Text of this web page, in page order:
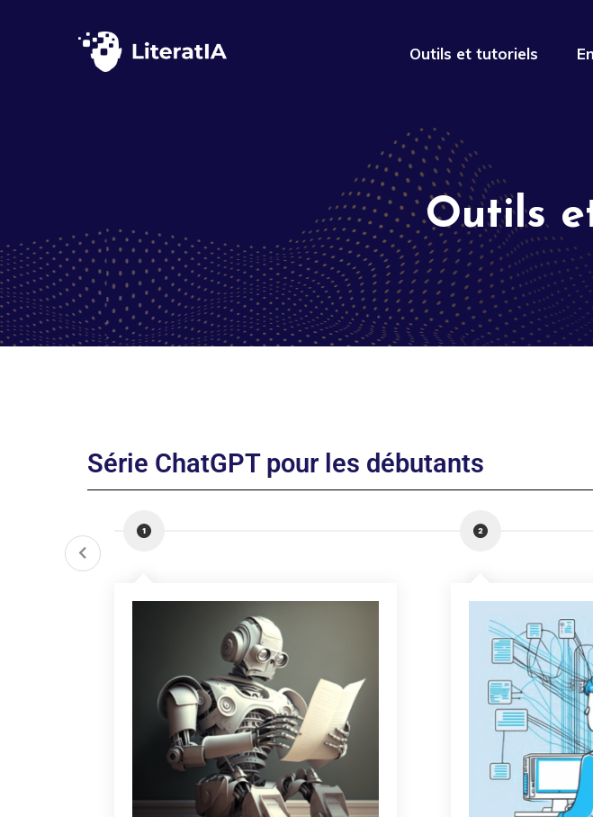
Outils et tutoriels
Outils
Série ChatGPT pour les débutants